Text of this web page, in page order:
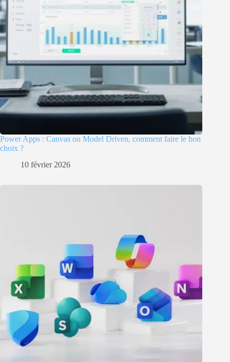
Power Apps : Canvas ou Model Driven, comment faire le bon
choix ?
10 février 2026